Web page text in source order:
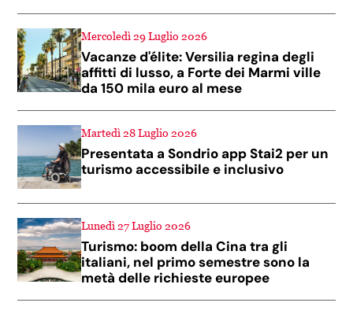
Mercoledì 29 Luglio 2026
Vacanze d'élite: Versilia regina degli
affitti di lusso, a Forte dei Marmi ville
da 150 mila euro al mese
Martedì 28 Luglio 2026
Presentata a Sondrio app Stai2 per un
turismo accessibile e inclusivo
Lunedì 27 Luglio 2026
Turismo: boom della Cina tra gli
italiani, nel primo semestre sono la
metà delle richieste europee